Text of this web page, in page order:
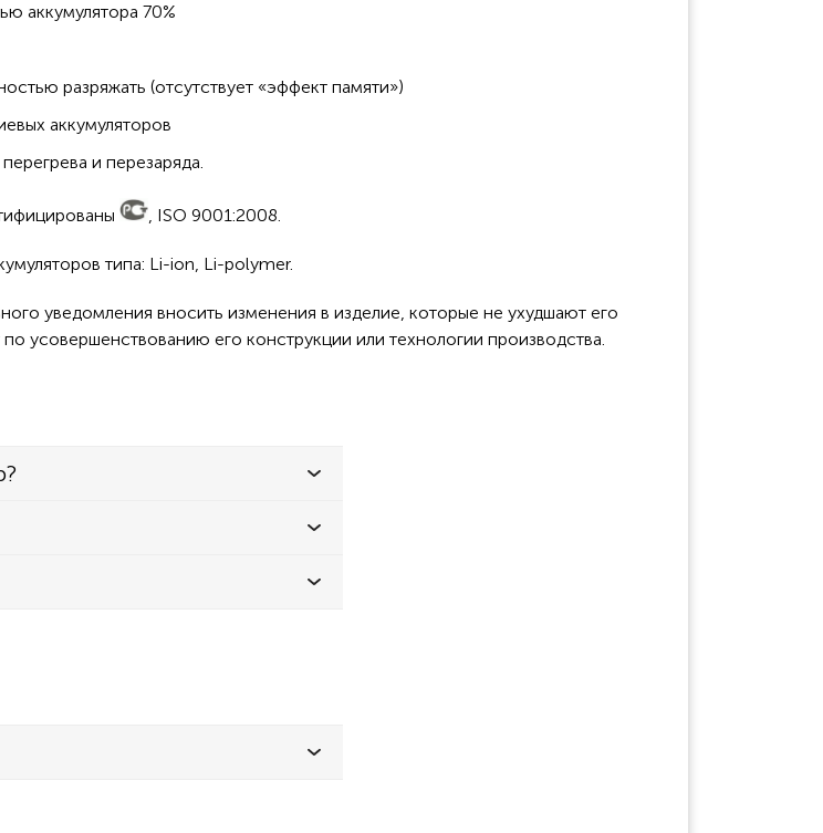
аккумулятора 70%
разряжать (отсутствует «эффект памяти»)
аккумуляторов
и перезаряда.
, ISO 9001:2008.
типа: Li-ion, Li-polymer.
уведомления вносить изменения в изделие, которые не ухудшают его
усовершенствованию его конструкции или технологии производства.